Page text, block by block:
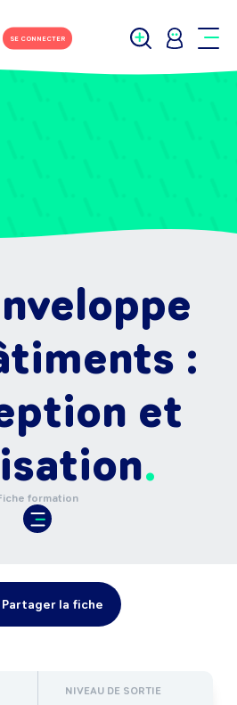
SE CONNECTER
:
et
formation
Partager la fiche
NIVEAU DE SORTIE